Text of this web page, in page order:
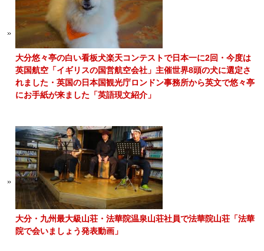
大分悠々亭の白い看板犬楽天コンテストで日本一に2回・今度は
英国航空「イギリスの国営航空会社」主催世界8頭の犬に選定さ
れました・英国の日本国観光庁ロンドン事務所から英文で悠々亭
にお手紙が来ました「英語現文紹介」
大分・九州最大級山荘・法華院温泉山荘社員で法華院山荘「法華
院で会いましょう発表動画」